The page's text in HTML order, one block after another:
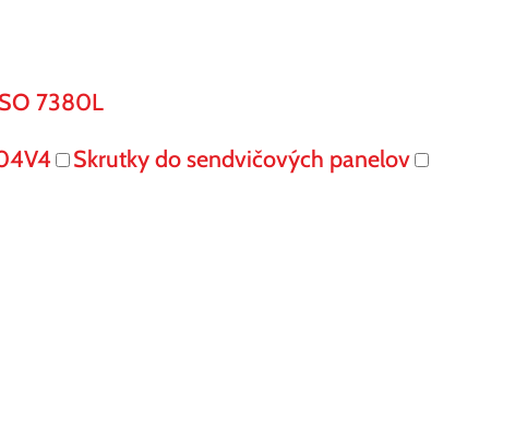
7380L
Skrutky do sendvičových panelov